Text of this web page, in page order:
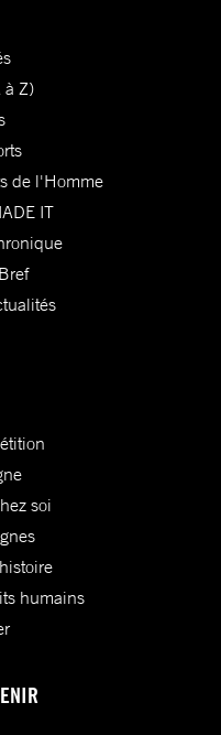
à Z)
de l'Homme
IT
soi
humains